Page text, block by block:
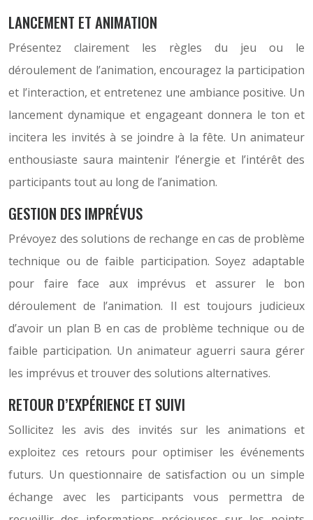
LANCEMENT ET ANIMATION
Présentez clairement les règles du jeu ou le
déroulement de l’animation, encouragez la participation
et l’interaction, et entretenez une ambiance positive. Un
lancement dynamique et engageant donnera le ton et
incitera les invités à se joindre à la fête. Un animateur
enthousiaste saura maintenir l’énergie et l’intérêt des
participants tout au long de l’animation.
GESTION DES IMPRÉVUS
Prévoyez des solutions de rechange en cas de problème
technique ou de faible participation. Soyez adaptable
pour faire face aux imprévus et assurer le bon
déroulement de l’animation. Il est toujours judicieux
d’avoir un plan B en cas de problème technique ou de
faible participation. Un animateur aguerri saura gérer
les imprévus et trouver des solutions alternatives.
RETOUR D’EXPÉRIENCE ET SUIVI
Sollicitez les avis des invités sur les animations et
exploitez ces retours pour optimiser les événements
futurs. Un questionnaire de satisfaction ou un simple
échange avec les participants vous permettra de